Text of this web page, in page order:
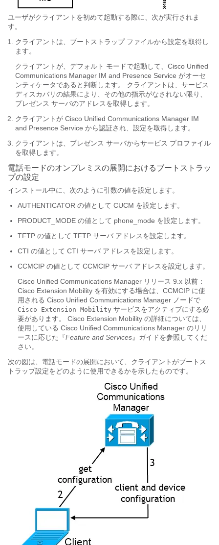
ユーザがクライアントを初めて起動する際に、次が実行されま
す。
クライアントは、ブートストラップ ファイルから設定を取得し
ます。
クライアントが、デフォルト モードで起動して、Cisco Unified
Communications Manager IM and Presence Service がオーセ
ンティケータであると判断します。 クライアントは、サービス
ディスカバリの結果により、その他の指示がなされない限り、
プレゼンス サーバのアドレスを取得します。
クライアントが Cisco Unified Communications Manager IM
and Presence Service から認証され、設定を取得します。
クライアントは、プレゼンス サーバからサービス プロファイル
を取得します。
電話モードのオンプレミスの展開におけるブートストラッ
プの設定
インストール中に、次のように引数の値を設定します。
AUTHENTICATOR の値として CUCM を設定します。
PRODUCT_MODE の値として phone_mode を設定します。
TFTP の値として TFTP サーバ アドレスを設定します。
CTI の値として CTI サーバ アドレスを設定します。
CCMCIP の値として CCMCIP サーバ アドレスを設定します。
Cisco Unified Communications Manager リリース 9.x 以前：
Cisco Extension Mobility を有効にする場合は、CCMCIP に使
用される Cisco Unified Communications Manager ノードで
Cisco Extension Mobility サービスをアクティブにする必
要があります。 Cisco Extension Mobility の詳細については、
使用している Cisco Unified Communications Manager のリリ
ースに応じた『Feature and Services』ガイドを参照してくだ
さい。
次の図は、電話モードの展開において、クライアントがブートス
トラップ設定をどのように使用できるかを示したものです。